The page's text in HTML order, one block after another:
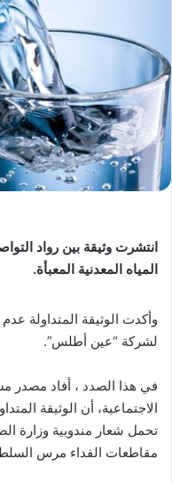
انتشرت وثيقة بين رواد
المياه المعدنية المعبأة.
وأكدت الوثيقة المتداولة
لشركة “عين أطلس”.
في هذا الصدد ، أفاد مصدر
الاجتماعية، أن الوثيقة
تحمل شعار مندوبية وزارة
مقاطعات الفداء مرس